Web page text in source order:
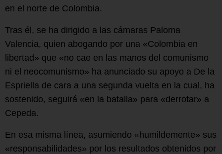
en el norte de Colombia.
Tras él, se ha dirigido a las cámaras Paloma
Valencia, quien abogando por una «Colombia en
libertad» que «no cae en las manos del comunismo
ni el neocomunismo» ha anunciado su apoyo a De la
Espriella de cara a una segunda vuelta en la cual, ha
sostenido, seguirá «en la batalla» para «derrotar» a
Cepeda.
En esa misma línea, asumiendo «humildemente» sus
«responsabilidades» por los resultados obtenidos por